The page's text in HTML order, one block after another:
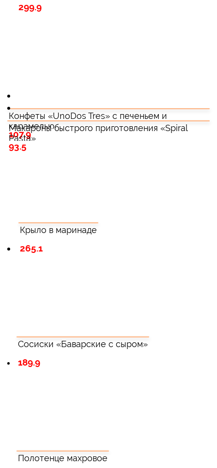
299.9
Макароны быстрого приготовления «Spiral
Pasta»
93.5
Конфеты «UnoDos Tres» с печеньем и
карамелью
107.9
Крыло в маринаде
265.1
Сосиски «Баварские с сыром»
189.9
Полотенце махровое